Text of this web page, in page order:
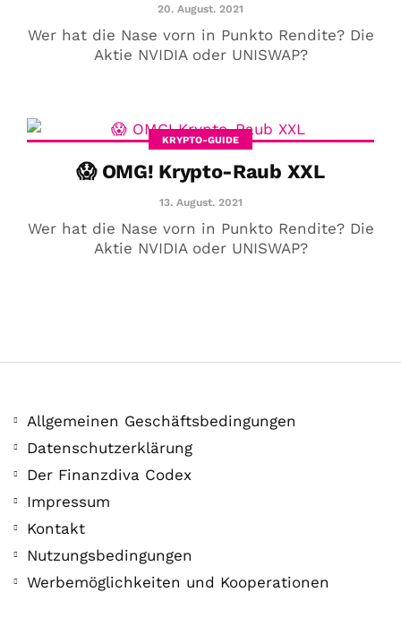
20. August. 2021
Wer hat die Nase vorn in Punkto Rendite? Die
Aktie NVIDIA oder UNISWAP?
KRYPTO-GUIDE
😱 OMG! Krypto-Raub XXL
13. August. 2021
Wer hat die Nase vorn in Punkto Rendite? Die
Aktie NVIDIA oder UNISWAP?
Allgemeinen Geschäftsbedingungen
Datenschutzerklärung
Der Finanzdiva Codex
Impressum
Kontakt
Nutzungsbedingungen
Werbemöglichkeiten und Kooperationen
COMMUNITY
Der Leserbrief der
Woche #2